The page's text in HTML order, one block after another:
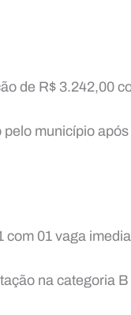
de R$ 3.242,00
município após
com 01 vaga
na categoria B